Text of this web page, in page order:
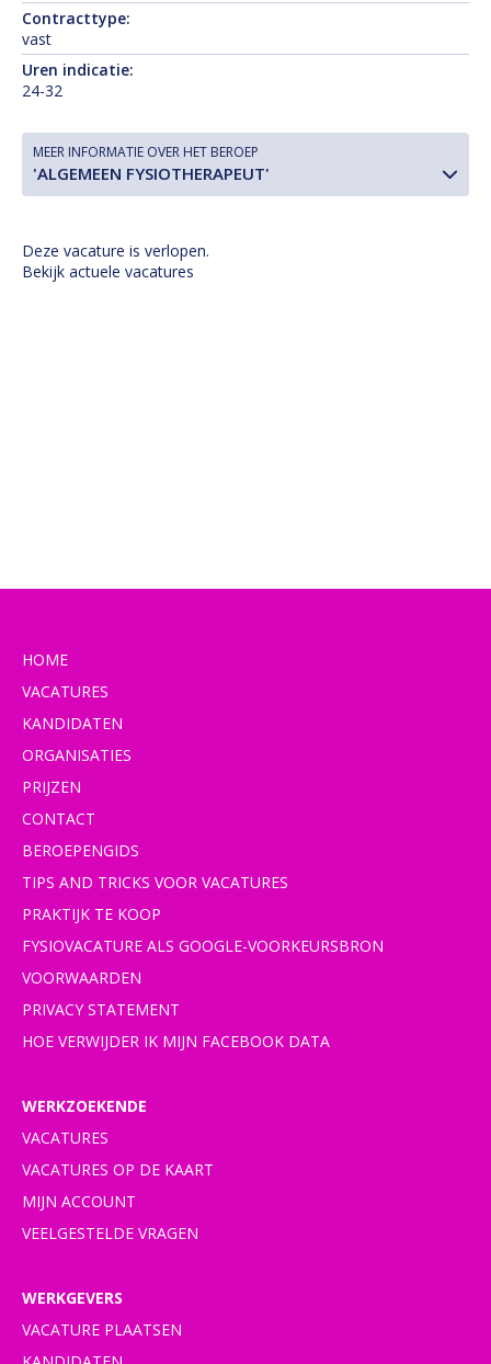
Contracttype:
vast
Uren indicatie:
24-32
MEER INFORMATIE OVER HET BEROEP
'ALGEMEEN FYSIOTHERAPEUT'
Deze vacature is verlopen.
Bekijk actuele vacatures
HOME
VACATURES
KANDIDATEN
ORGANISATIES
PRIJZEN
CONTACT
BEROEPENGIDS
TIPS AND TRICKS VOOR VACATURES
PRAKTIJK TE KOOP
FYSIOVACATURE ALS GOOGLE-VOORKEURSBRON
VOORWAARDEN
PRIVACY STATEMENT
HOE VERWIJDER IK MIJN FACEBOOK DATA
WERKZOEKENDE
VACATURES
VACATURES OP DE KAART
MIJN ACCOUNT
VEELGESTELDE VRAGEN
WERKGEVERS
VACATURE PLAATSEN